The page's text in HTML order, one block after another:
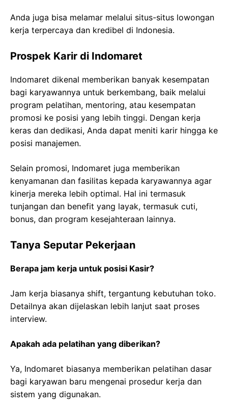
Anda juga bisa melamar melalui situs-situs lowongan
kerja terpercaya dan kredibel di Indonesia.
Prospek Karir di Indomaret
Indomaret dikenal memberikan banyak kesempatan
bagi karyawannya untuk berkembang, baik melalui
program pelatihan, mentoring, atau kesempatan
promosi ke posisi yang lebih tinggi. Dengan kerja
keras dan dedikasi, Anda dapat meniti karir hingga ke
posisi manajemen.
Selain promosi, Indomaret juga memberikan
kenyamanan dan fasilitas kepada karyawannya agar
kinerja mereka lebih optimal. Hal ini termasuk
tunjangan dan benefit yang layak, termasuk cuti,
bonus, dan program kesejahteraan lainnya.
Tanya Seputar Pekerjaan
Berapa jam kerja untuk posisi Kasir?
Jam kerja biasanya shift, tergantung kebutuhan toko.
Detailnya akan dijelaskan lebih lanjut saat proses
interview.
Apakah ada pelatihan yang diberikan?
Ya, Indomaret biasanya memberikan pelatihan dasar
bagi karyawan baru mengenai prosedur kerja dan
sistem yang digunakan.